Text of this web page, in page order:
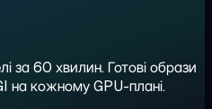
за 60 хвилин. Готові образи
на кожному GPU-плані.